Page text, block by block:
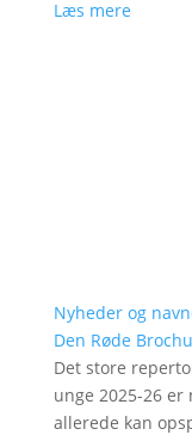
Læs mere
Nyheder og
Den Røde
Det store
unge 2025-26
allerede kan